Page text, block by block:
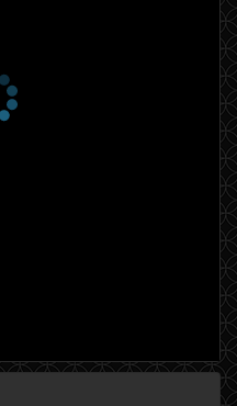
Let's Fight, All for One!